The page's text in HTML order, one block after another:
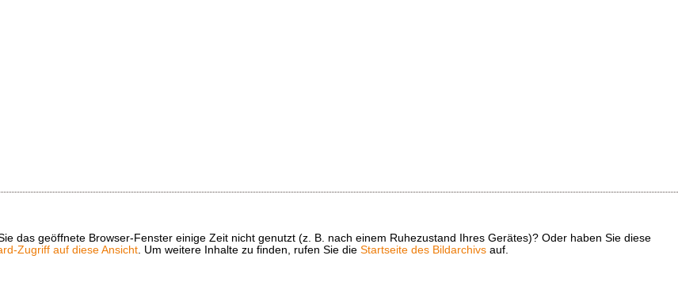
das geöffnete Browser-Fenster einige Zeit nicht genutzt (z. B. nach einem Ruhezustand Ihres Gerätes)? Oder haben Sie diese
Zugriff auf diese Ansicht. Um weitere Inhalte zu finden, rufen Sie die Startseite des Bildarchivs auf.